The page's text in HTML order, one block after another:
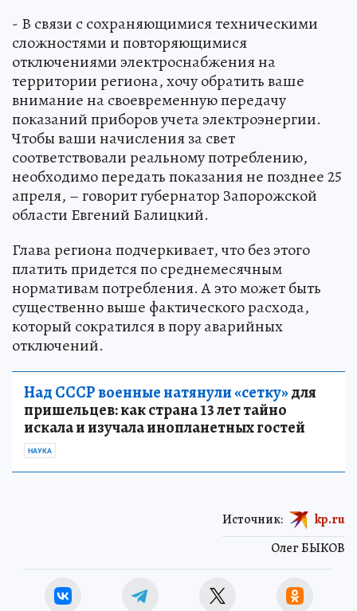
- В связи с сохраняющимися техническими
сложностями и повторяющимися
отключениями электроснабжения на
территории региона, хочу обратить ваше
внимание на своевременную передачу
показаний приборов учета электроэнергии.
Чтобы ваши начисления за свет
соответствовали реальному потреблению,
необходимо передать показания не позднее 25
апреля, – говорит губернатор Запорожской
области Евгений Балицкий.
Глава региона подчеркивает, что без этого
платить придется по среднемесячным
нормативам потребления. А это может быть
существенно выше фактического расхода,
который сократился в пору аварийных
отключений.
Над СССР военные натянули «сетку»для
пришельцев: как страна 13 лет тайно
искала и изучала инопланетных гостей
НАУКА
Олег БЫКОВ
Источник: kp.ru